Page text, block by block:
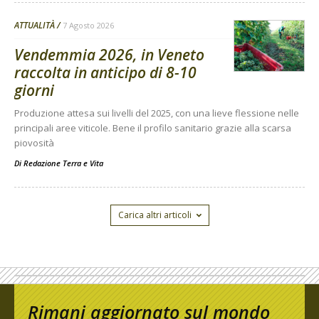
ATTUALITÀ 7 Agosto 2026
Vendemmia 2026, in Veneto
raccolta in anticipo di 8-10
giorni
Produzione attesa sui livelli del 2025, con una lieve flessione nelle
principali aree viticole. Bene il profilo sanitario grazie alla scarsa
piovosità
Di Redazione Terra e Vita
Carica altri articoli
Rimani aggiornato sul mondo